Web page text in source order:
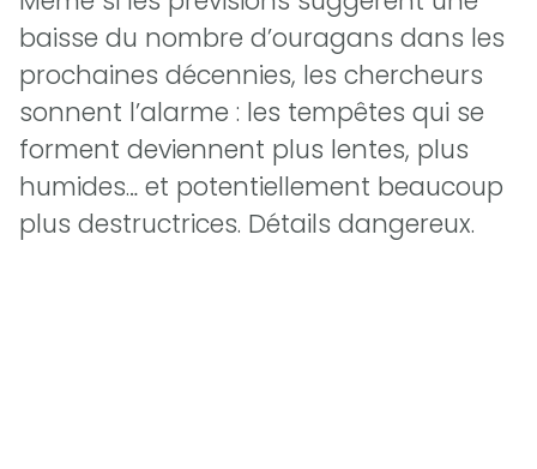
baisse du nombre d’ouragans dans les
prochaines décennies, les chercheurs
sonnent l’alarme : les tempêtes qui se
forment deviennent plus lentes, plus
humides… et potentiellement beaucoup
plus destructrices. Détails dangereux.